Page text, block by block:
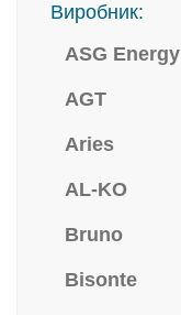
Виробник:
ASG Energy
AGT
Aries
AL-KO
Bruno
Bisonte